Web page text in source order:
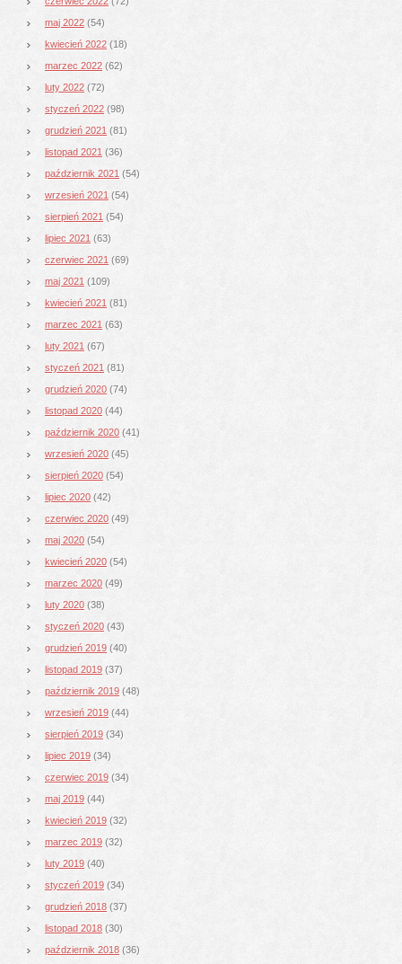
maj 2022 (54)
kwiecień 2022 (18)
marzec 2022 (62)
luty 2022 (72)
styczeń 2022 (98)
grudzień 2021 (81)
listopad 2021 (36)
październik 2021 (54)
wrzesień 2021 (54)
sierpień 2021 (54)
lipiec 2021 (63)
czerwiec 2021 (69)
maj 2021 (109)
kwiecień 2021 (81)
marzec 2021 (63)
luty 2021 (67)
styczeń 2021 (81)
grudzień 2020 (74)
listopad 2020 (44)
październik 2020 (41)
wrzesień 2020 (45)
sierpień 2020 (54)
lipiec 2020 (42)
czerwiec 2020 (49)
maj 2020 (54)
kwiecień 2020 (54)
marzec 2020 (49)
luty 2020 (38)
styczeń 2020 (43)
grudzień 2019 (40)
listopad 2019 (37)
październik 2019 (48)
wrzesień 2019 (44)
sierpień 2019 (34)
lipiec 2019 (34)
czerwiec 2019 (34)
maj 2019 (44)
kwiecień 2019 (32)
marzec 2019 (32)
luty 2019 (40)
styczeń 2019 (34)
grudzień 2018 (37)
listopad 2018 (30)
październik 2018 (36)